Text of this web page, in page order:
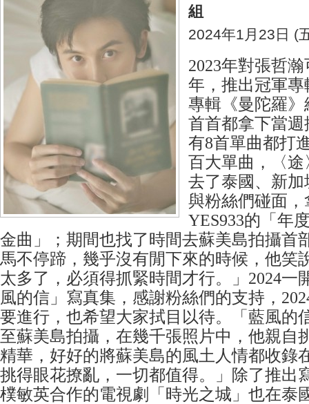
組
2024年1月23日 (
2023年對張哲
年，推出冠軍
專輯《曼陀羅
首首都拿下當
有8首單曲都打
百大單曲，〈
去了泰國、新
與粉絲們碰面
YES933的「年
金曲」；期間也找了時間去蘇美島拍攝首
馬不停蹄，幾乎沒有閒下來的時候，他笑
太多了，必須得抓緊時間才行。」2024一
風的信」寫真集，感謝粉絲們的支持，
要進行，也希望大家拭目以待。「藍風的
至蘇美島拍攝，在幾千張照片中，他親自
精華，好好的將蘇美島的風土人情都收錄
挑得眼花撩亂，一切都值得。」除了推出
樸敏英合作的電視劇「時光之城」也在泰